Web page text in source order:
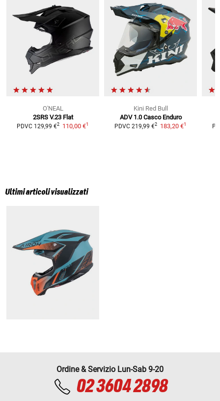
O'NEAL
2SRS V.23 Flat
PDVC 129,99 €2 110,00 €1
Kini Red Bull
ADV 1.0 Casco Enduro
PDVC 219,99 €2 183,20 €1
Ultimi articoli visualizzati
Ordine & Servizio Lun-Sab 9-20
02 3604 2898